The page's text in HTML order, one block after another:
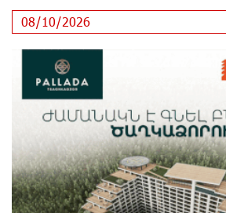
Հեշտ չէ կաթողիկոս դատելը,
դատավորներն են
հետևանք կունենա
Սխալ հարցից ճիշտ
Ավետիսյան